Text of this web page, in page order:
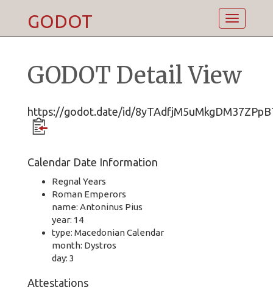
Toggle
GODOT
GODOT Detail View
https://godot.date/id/
Calendar Date Information
Regnal Years
Roman Emperors
name: Antoninus Pius
year: 14
type: Macedonian Calendar
month: Dystros
day: 3
Attestations